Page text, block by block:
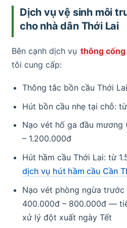
Dịch vụ vệ sinh môi
cho nhà dân Thới Lai
Bên cạnh dịch vụ thông
tôi cung cấp:
Thông tắc bồn cầu Thới
Hút bồn cầu nhẹ tại chỗ:
Nạo vét hố ga đầu mương
– 1.200.000đ
Hút hầm cầu Thới Lai: từ
dịch vụ hút hầm cầu Cần
Nạo vét phòng ngừa trước
400.000đ – 800.000đ —
xử lý đột xuất ngày Tết